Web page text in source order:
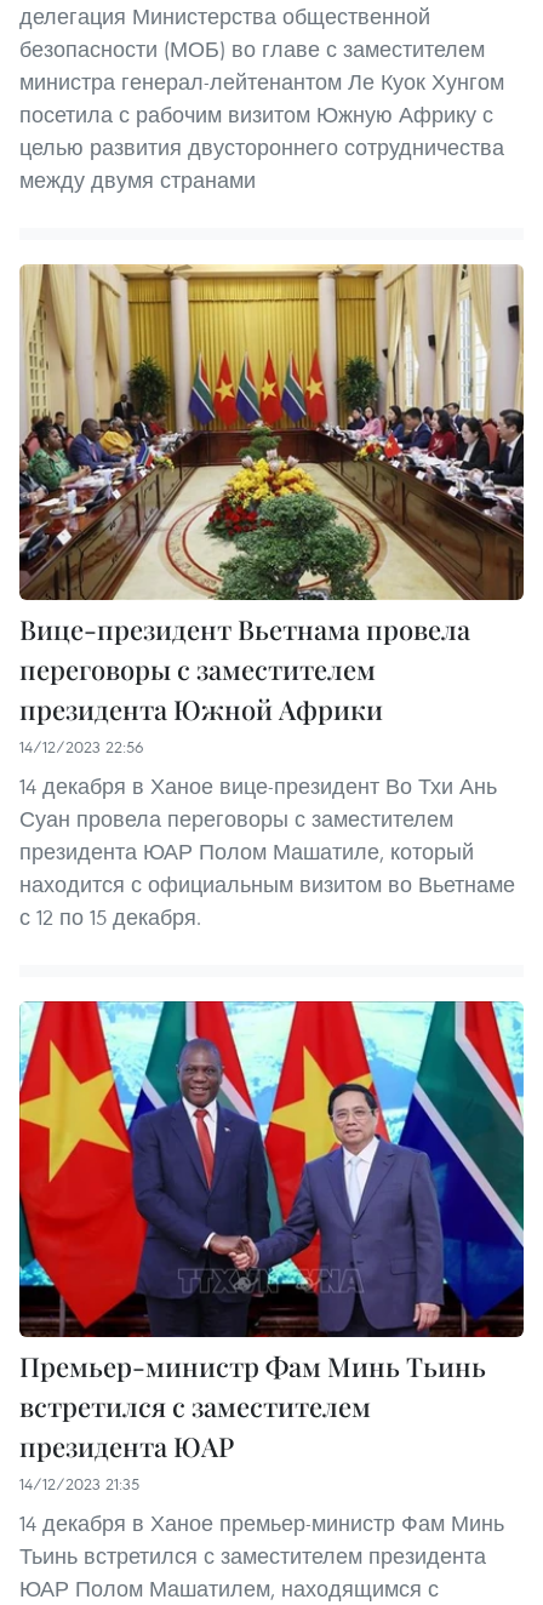
делегация Министерства общественной
безопасности (МОБ) во главе с заместителем
министра генерал-лейтенантом Ле Куок Хунгом
посетила с рабочим визитом Южную Африку с
целью развития двустороннего сотрудничества
между двумя странами
Вице-президент Вьетнама провела
переговоры с заместителем
президента Южной Африки
14/12/2023 22:56
14 декабря в Ханое вице-президент Во Тхи Ань
Суан провела переговоры с заместителем
президента ЮАР Полом Машатиле, который
находится с официальным визитом во Вьетнаме
с 12 по 15 декабря.
Премьер-министр Фам Минь Тьинь
встретился с заместителем
президента ЮАР
14/12/2023 21:35
14 декабря в Ханое премьер-министр Фам Минь
Тьинь встретился с заместителем президента
ЮАР Полом Машатилем, находящимся с